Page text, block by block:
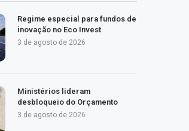
Regime especial para fundos de
inovação no Eco Invest
3 de agosto de 2026
Ministérios lideram
desbloqueio do Orçamento
3 de agosto de 2026